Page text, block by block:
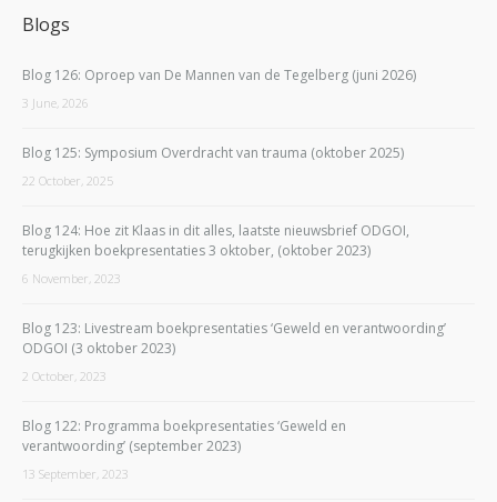
Blogs
Blog 126: Oproep van De Mannen van de Tegelberg (juni 2026)
3 June, 2026
Blog 125: Symposium Overdracht van trauma (oktober 2025)
22 October, 2025
Blog 124: Hoe zit Klaas in dit alles, laatste nieuwsbrief ODGOI,
terugkijken boekpresentaties 3 oktober, (oktober 2023)
6 November, 2023
Blog 123: Livestream boekpresentaties ‘Geweld en verantwoording’
ODGOI (3 oktober 2023)
2 October, 2023
Blog 122: Programma boekpresentaties ‘Geweld en
verantwoording’ (september 2023)
13 September, 2023